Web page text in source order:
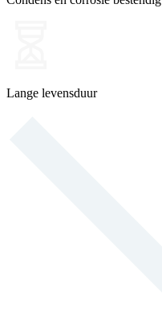
Lange levensduur